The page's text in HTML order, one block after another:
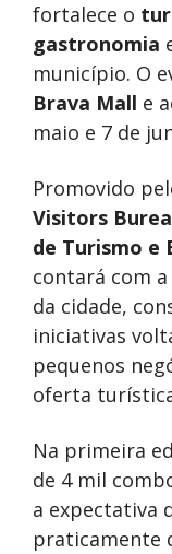
fortalece o
gastronomia
município. O
Brava Mall e
maio e 7 de
Promovido
Visitors
de Turismo e
contará com
da cidade,
iniciativas
pequenos
oferta
Na primeira
de 4 mil
a expectativa
praticamente